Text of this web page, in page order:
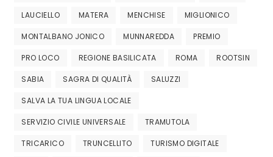
LAUCIELLO MATERA MENCHISE MIGLIONICO
MONTALBANO JONICO MUNNAREDDA PREMIO
PRO LOCO REGIONE BASILICATA ROMA ROOTSIN
SABIA SAGRA DI QUALITÀ SALUZZI
SALVA LA TUA LINGUA LOCALE
SERVIZIO CIVILE UNIVERSALE TRAMUTOLA
TRICARICO TRUNCELLITO TURISMO DIGITALE